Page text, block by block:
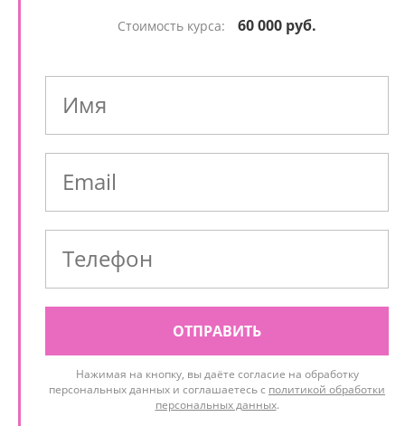
Стоимость курса: 60 000 руб.
ОТПРАВИТЬ
Нажимая на кнопку, вы даёте согласие на обработку
персональных данных и соглашаетесь с политикой обработки
персональных данных.